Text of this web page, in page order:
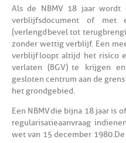
Als de NBMV 18 jaar
verblijfsdocument of met
(verlengd bevel tot
zonder wettig verblijf. Een
verblijf loopt altijd het risico
verlaten (BGV) te krijgen
gesloten centrum aan de
het grondgebied.
Een NBMV die bijna 18 jaar is
regularisatieaanvraag
wet van 15 december 1980.